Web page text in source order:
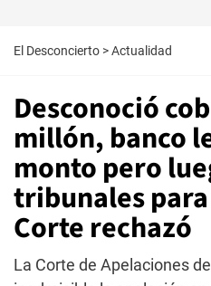
El Desconcierto >Actualidad
Desconoció
millón, banco
monto pero
tribunales
Corte rechazó
La Corte de Apelaciones